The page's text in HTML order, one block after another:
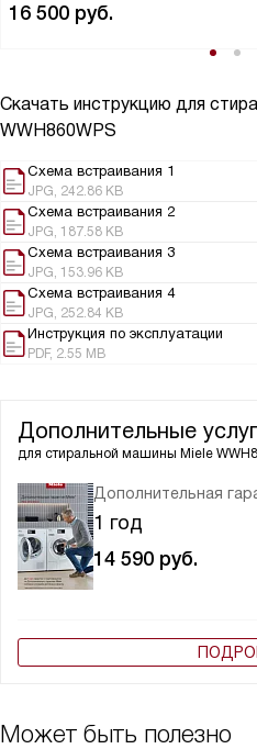
16 500 руб.
Скачать инструкцию для
WWH860WPS
Схема встраивания 1
JPG, 242.86 KB
Схема встраивания 2
JPG, 187.58 KB
Схема встраивания 3
JPG, 153.96 KB
Схема встраивания 4
JPG, 252.84 KB
Инструкция по эксплуатации
PDF, 2.55 MB
Дополнительные
для стиральной машины Miele
Дополнительная
1 год
14 590 руб.
Может быть полезно